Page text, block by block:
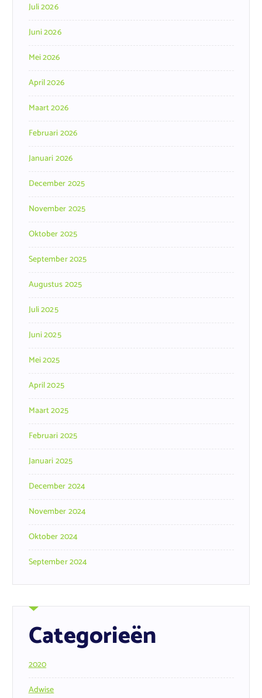
Juli 2026
Juni 2026
Mei 2026
April 2026
Maart 2026
Februari 2026
Januari 2026
December 2025
November 2025
Oktober 2025
September 2025
Augustus 2025
Juli 2025
Juni 2025
Mei 2025
April 2025
Maart 2025
Februari 2025
Januari 2025
December 2024
November 2024
Oktober 2024
September 2024
Categorieën
2020
Adwise